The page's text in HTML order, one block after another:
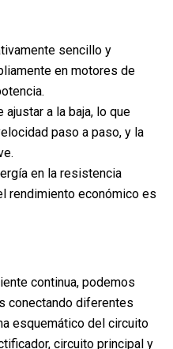
sencillo y
en motores de
a la baja, lo que
paso a paso, y la
en la resistencia
rendimiento económico es
continua, podemos
conectando diferentes
esquemático del circuito
circuito principal y